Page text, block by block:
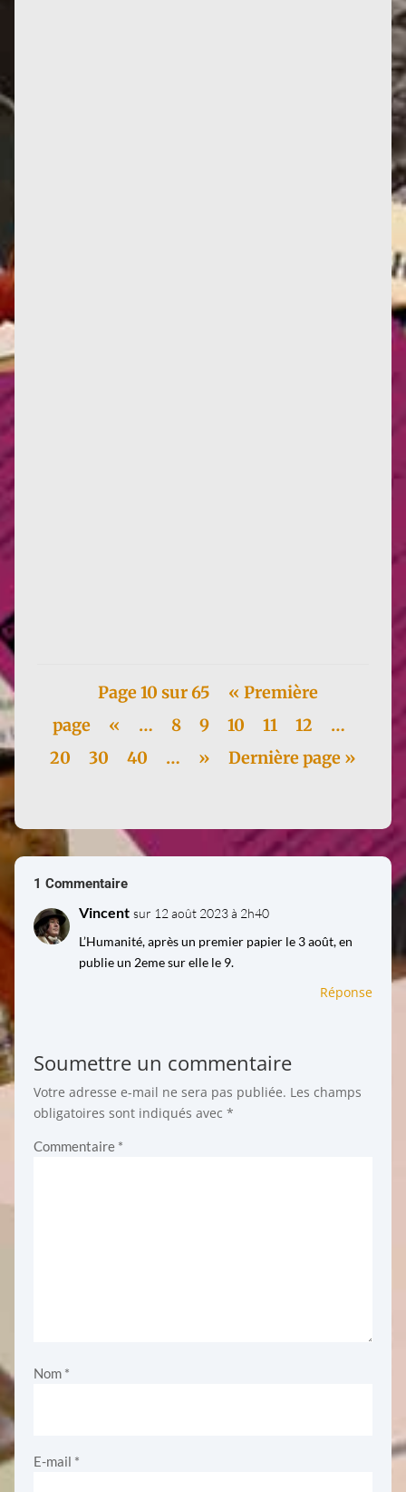
Page 10 sur 65
« Première
page
« … 8 9 10 11 12
…
20
30 40 … » Dernière page »
1 Commentaire
Vincent sur 12 août 2023 à 2h40
L’Humanité, après un premier papier le 3 août, en
publie un 2eme sur elle le 9.
Réponse
Soumettre un commentaire
Votre adresse e-mail ne sera pas publiée. Les champs
obligatoires sont indiqués avec *
Commentaire *
Nom *
E-mail *